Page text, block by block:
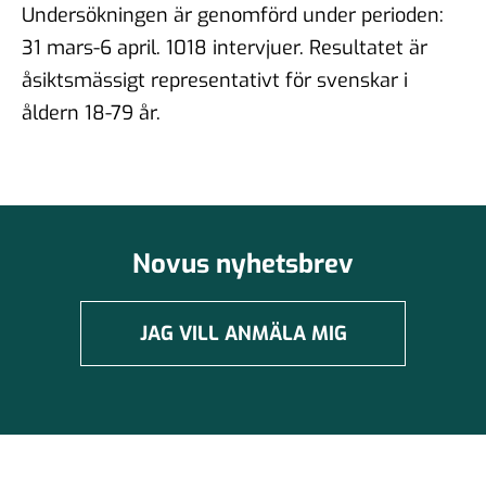
Undersökningen är genomförd under perioden:
31 mars-6 april. 1018 intervjuer. Resultatet är
åsiktsmässigt representativt för svenskar i
åldern 18-79 år.
Novus nyhetsbrev
JAG VILL ANMÄLA MIG